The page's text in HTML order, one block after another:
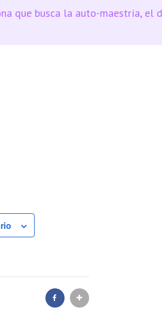
que busca la auto-maestría, el